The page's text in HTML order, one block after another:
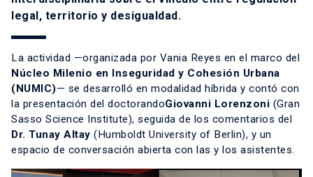
legal, territorio y desigualdad.
La actividad —organizada por Vania Reyes en el marco del
Núcleo Milenio en Inseguridad y Cohesión Urbana
(NUMIC)— se desarrolló en modalidad híbrida y contó con
la presentación del doctorandoGiovanni Lorenzoni (Gran
Sasso Science Institute), seguida de los comentarios del
Dr. Tunay Altay (Humboldt University of Berlin), y un
espacio de conversación abierta con las y los asistentes.